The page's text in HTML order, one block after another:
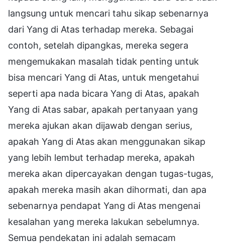
langsung untuk mencari tahu sikap sebenarnya
dari Yang di Atas terhadap mereka. Sebagai
contoh, setelah dipangkas, mereka segera
mengemukakan masalah tidak penting untuk
bisa mencari Yang di Atas, untuk mengetahui
seperti apa nada bicara Yang di Atas, apakah
Yang di Atas sabar, apakah pertanyaan yang
mereka ajukan akan dijawab dengan serius,
apakah Yang di Atas akan menggunakan sikap
yang lebih lembut terhadap mereka, apakah
mereka akan dipercayakan dengan tugas-tugas,
apakah mereka masih akan dihormati, dan apa
sebenarnya pendapat Yang di Atas mengenai
kesalahan yang mereka lakukan sebelumnya.
Semua pendekatan ini adalah semacam